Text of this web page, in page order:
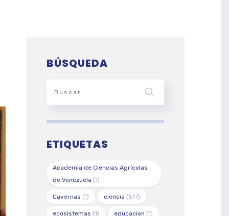
BÚSQUEDA
ETIQUETAS
Academia de Ciencias Agrícolas
de Venezuela (1)
Cavernas (1) ciencia (517)
ecosistemas (1) educacion (1)